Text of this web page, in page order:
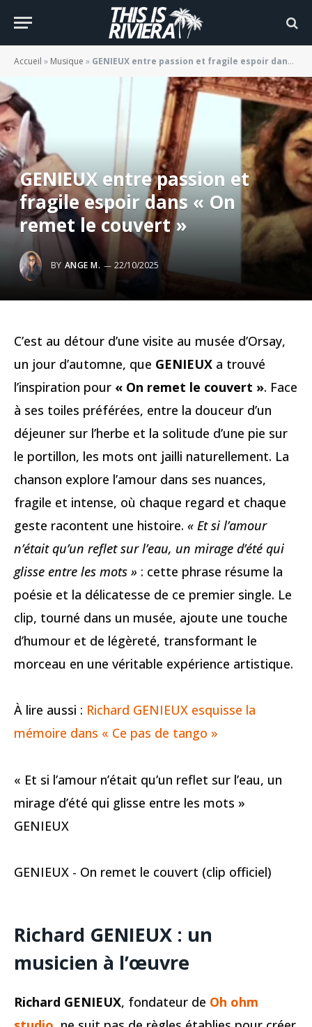
Accueil » Musique » GENIEUX entre passion et fragile espoir dans « On remet le couvert »
GENIEUX entre passion et
fragile espoir dans « On
remet le couvert »
BY ANGE M. 22/10/2025
C’est au détour d’une visite au musée d’Orsay,
un jour d’automne, que GENIEUX a trouvé
l’inspiration pour « On remet le couvert ». Face
à ses toiles préférées, entre la douceur d’un
déjeuner sur l’herbe et la solitude d’une pie sur
le portillon, les mots ont jailli naturellement. La
chanson explore l’amour dans ses nuances,
fragile et intense, où chaque regard et chaque
geste racontent une histoire. « Et si l’amour
n’était qu’un reflet sur l’eau, un mirage d’été qui
glisse entre les mots » : cette phrase résume la
poésie et la délicatesse de ce premier single. Le
clip, tourné dans un musée, ajoute une touche
d’humour et de légèreté, transformant le
morceau en une véritable expérience artistique.
À lire aussi : Richard GENIEUX esquisse la
mémoire dans « Ce pas de tango »
« Et si l’amour n’était qu’un reflet sur l’eau, un
mirage d’été qui glisse entre les mots »
GENIEUX
GENIEUX - On remet le couvert (clip officiel)
Richard GENIEUX : un
musicien à l’œuvre
Richard GENIEUX, fondateur de Oh ohm